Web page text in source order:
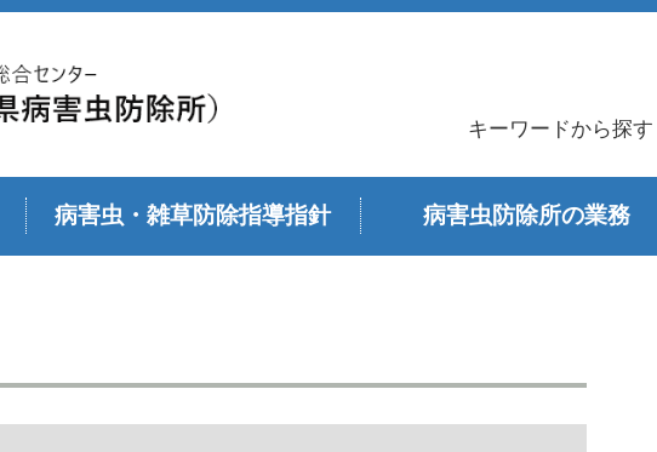
キーワードから探す
病害虫・雑草防除指導指針 病害虫防除所の業務